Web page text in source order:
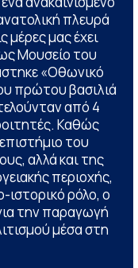
πλευρά
μέρες μας έχει
ως Μουσείο του
«Οθωνικό
πρώτου βασιλιά
από 4
Καθώς
του
αλλά και της
περιοχής,
ιστορικό ρόλο, ο
την παραγωγή
μέσα στη